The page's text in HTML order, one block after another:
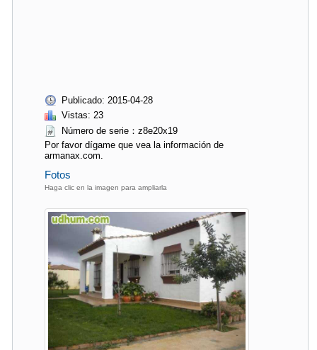
Publicado: 2015-04-28
Vistas: 23
Número de serie：z8e20x19
Por favor dígame que vea la información de
armanax.com.
Fotos
Haga clic en la imagen para ampliarla